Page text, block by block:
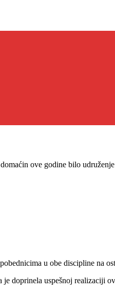
ove godine bilo udruženje
u obe discipline na
doprinela uspešnoj realizaciji